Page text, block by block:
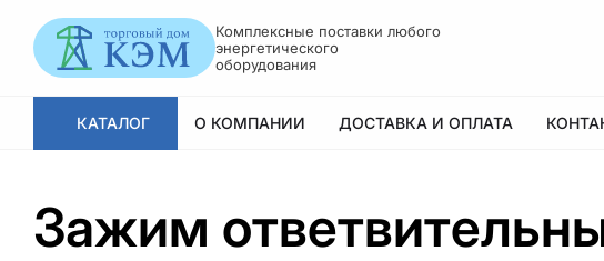
Комплексные поставки любого
энергетического
оборудования
КАТАЛОГ О КОМПАНИИ ДОСТАВКА И ОПЛАТА
Зажим